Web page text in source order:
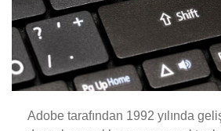
Adobe tarafından 1992 yılında